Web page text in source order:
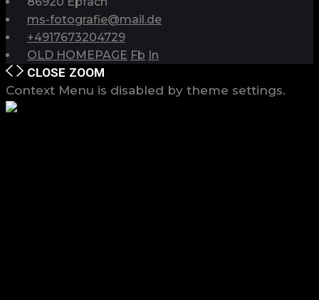
ms-fotografie@mail.de
+4917673204729
OLD HOMEPAGE Fb In
CLOSE ZOOM
Context Menu is disabled by theme settings.